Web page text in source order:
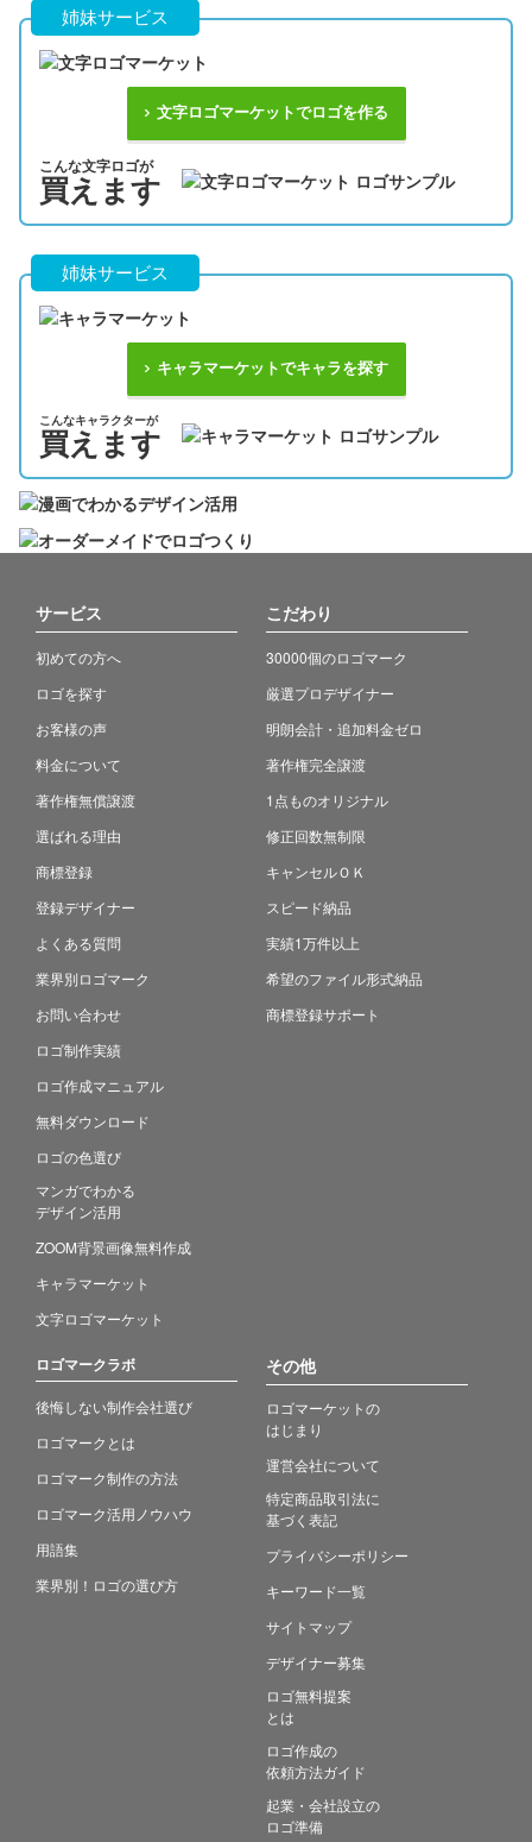
姉妹サービス
文字ロゴマーケットでロゴを作る
こんな文字ロゴが
買えます
姉妹サービス
キャラマーケットでキャラを探す
こんなキャラクターが
買えます
サービス
初めての方へ
ロゴを探す
お客様の声
料金について
著作権無償譲渡
選ばれる理由
商標登録
登録デザイナー
よくある質問
業界別ロゴマーク
お問い合わせ
ロゴ制作実績
ロゴ作成マニュアル
無料ダウンロード
ロゴの色選び
マンガでわかる
デザイン活用
ZOOM背景画像無料作成
キャラマーケット
文字ロゴマーケット
こだわり
30000個のロゴマーク
厳選プロデザイナー
明朗会計・追加料金ゼロ
著作権完全譲渡
1点ものオリジナル
修正回数無制限
キャンセルＯＫ
スピード納品
実績1万件以上
希望のファイル形式納品
商標登録サポート
ロゴマークラボ
後悔しない制作会社選び
ロゴマークとは
ロゴマーク制作の方法
ロゴマーク活用ノウハウ
用語集
業界別！ロゴの選び方
その他
ロゴマーケットの
はじまり
運営会社について
特定商品取引法に
基づく表記
プライバシーポリシー
キーワード一覧
サイトマップ
デザイナー募集
ロゴ無料提案
とは
ロゴ作成の
依頼方法ガイド
起業・会社設立の
ロゴ準備